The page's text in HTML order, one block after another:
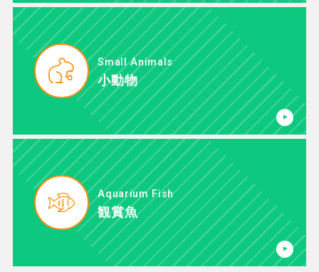
Small Animals
小動物
Aquarium Fish
観賞魚